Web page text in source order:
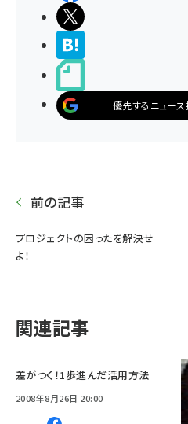
優先するニュー
前の記事
プロジェクトの困ったを解決せ
よ！
関連記事
差がつく！1歩進んだ活用方法
2008年8月26日 20:00